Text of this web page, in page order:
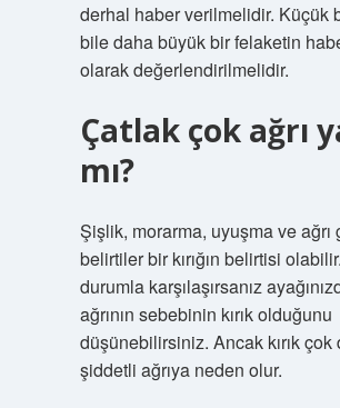
derhal haber verilmelidir. Küçük
bile daha büyük bir felaketin
olarak değerlendirilmelidir.
Çatlak çok ağrı
mı?
Şişlik, morarma, uyuşma ve ağrı
belirtiler bir kırığın belirtisi
durumla karşılaşırsanız
ağrının sebebinin kırık olduğunu
düşünebilirsiniz. Ancak kırık çok
şiddetli ağrıya neden olur.